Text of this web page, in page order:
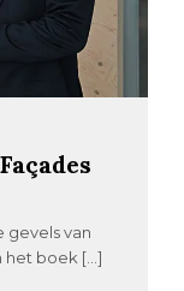
gevels van
het boek […]